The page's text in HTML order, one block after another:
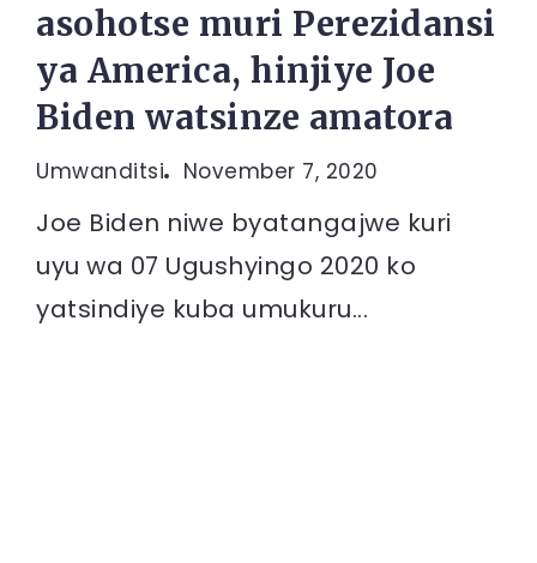
asohotse muri Perezidansi
ya America, hinjiye Joe
Biden watsinze amatora
Umwanditsi November 7, 2020
Joe Biden niwe byatangajwe kuri
uyu wa 07 Ugushyingo 2020 ko
yatsindiye kuba umukuru...